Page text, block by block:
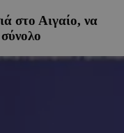
στο Αιγαίο, να